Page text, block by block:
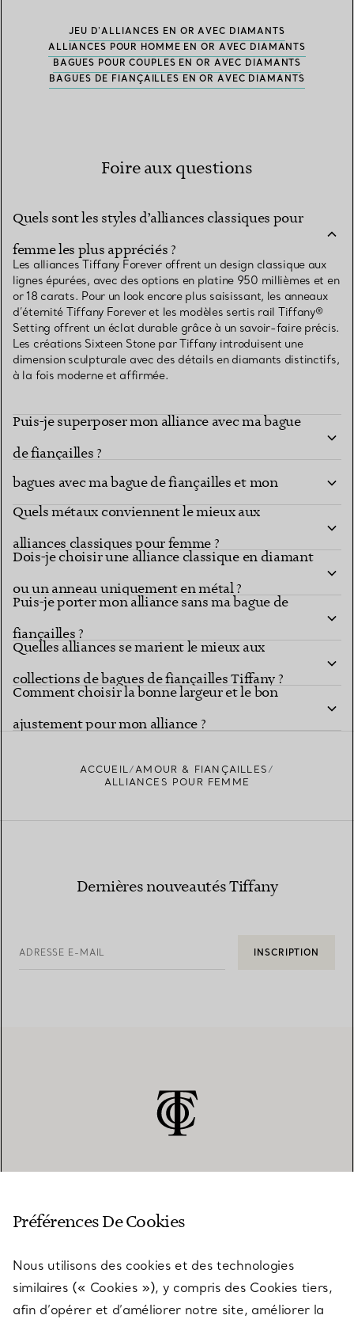
JEU D'ALLIANCES EN OR AVEC DIAMANTS
ALLIANCES POUR HOMME EN OR AVEC DIAMANTS
BAGUES POUR COUPLES EN OR AVEC DIAMANTS
BAGUES DE FIANÇAILLES EN OR AVEC DIAMANTS
Foire aux questions
Quels sont les styles d’alliances classiques pour
femme les plus appréciés ?
Les alliances Tiffany Forever offrent un design classique aux
lignes épurées, avec des options en platine 950 millièmes et en
or 18 carats. Pour un look encore plus saisissant, les anneaux
d’éternité Tiffany Forever et les modèles sertis rail Tiffany®
Setting offrent un éclat durable grâce à un savoir-faire précis.
Les créations Sixteen Stone par Tiffany introduisent une
dimension sculpturale avec des détails en diamants distinctifs,
à la fois moderne et affirmée.
Puis-je superposer mon alliance avec ma bague
de fiançailles ?
Comment puis-je créer une superposition de
bagues avec ma bague de fiançailles et mon
alliance ?
Quels métaux conviennent le mieux aux
alliances classiques pour femme ?
Dois-je choisir une alliance classique en diamant
ou un anneau uniquement en métal ?
Puis-je porter mon alliance sans ma bague de
fiançailles ?
Quelles alliances se marient le mieux aux
collections de bagues de fiançailles Tiffany ?
Comment choisir la bonne largeur et le bon
ajustement pour mon alliance ?
ACCUEIL
AMOUR & FIANÇAILLES
ALLIANCES POUR FEMME
Dernières nouveautés Tiffany
ADRESSE E-MAIL INSCRIPTION
SERVICES
Préférences De Cookies
Nous utilisons des cookies et des technologies
similaires (« Cookies »), y compris des Cookies tiers,
afin d’opérer et d’améliorer notre site, améliorer la